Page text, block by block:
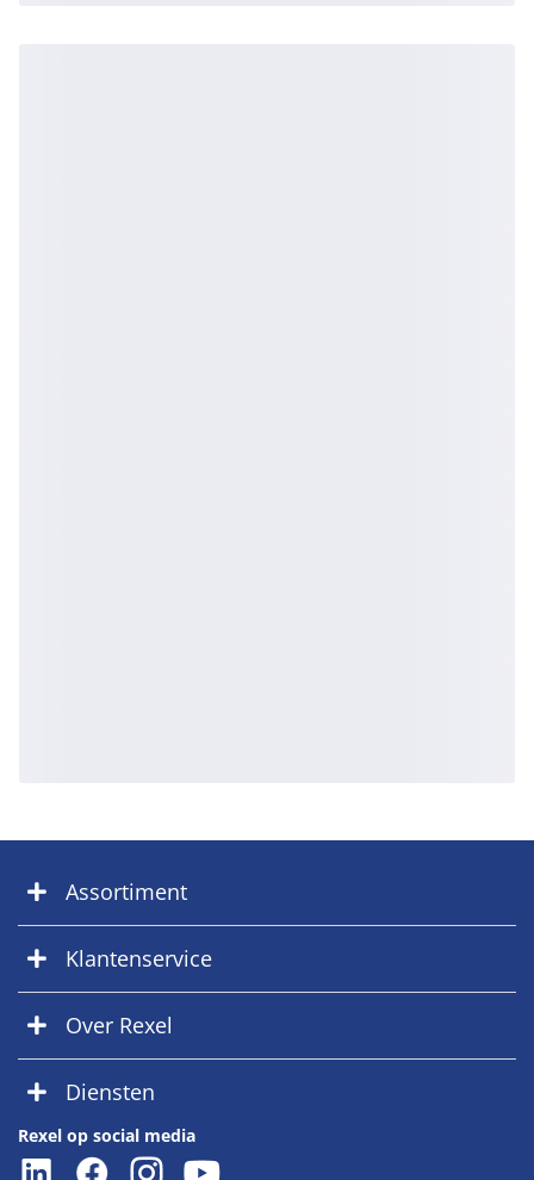
Assortiment
Klantenservice
Over Rexel
Diensten
Rexel op social media